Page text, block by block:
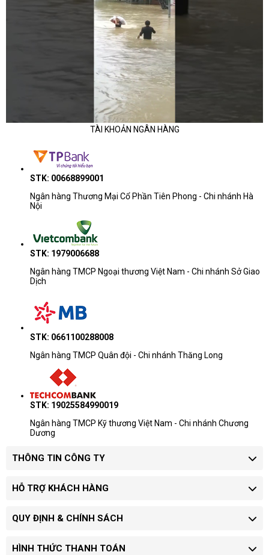
TÀI KHOẢN NGÂN HÀNG
STK: 00668899001
Ngân hàng Thương Mại Cổ Phần Tiên Phong - Chi nhánh Hà
Nội
STK: 1979006688
Ngân hàng TMCP Ngoại thương Việt Nam - Chi nhánh Sở Giao
Dịch
STK: 0661100288008
Ngân hàng TMCP Quân đội - Chi nhánh Thăng Long
STK: 19025584990019
Ngân hàng TMCP Kỹ thương Việt Nam - Chi nhánh Chương
Dương
THÔNG TIN CÔNG TY
HỖ TRỢ KHÁCH HÀNG
QUY ĐỊNH & CHÍNH SÁCH
HÌNH THỨC THANH TOÁN